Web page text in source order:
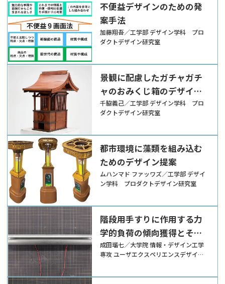
不便益デザインのための発
案手法
加藤翔吾／工学部 デザイン学科 プロ
ダクトデザイン研究室
景観に配慮したガチャガチ
ャのおみくじ箱のデザイン
提案
千脇義己／工学部 デザイン学科 プロ
ダクトデザイン研究室
都市環境に藻類を組み込む
ためのデザイン提案
ムハンマド ファッワズ／工学部 デザイ
ン学科 プロダクトデザイン研究室
階段用手すりに作用する力
学的負荷の傾向獲得とその
分析
成田瑠七／大学院 情報・デザイン工学
専攻 ユーザエクスペリエンスデザイン